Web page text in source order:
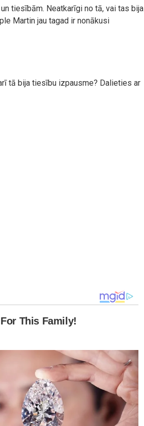
tiesībām. Neatkarīgi no tā, vai tas bija
Martin jau tagad ir nonākusi
tā bija tiesību izpausme? Dalieties ar